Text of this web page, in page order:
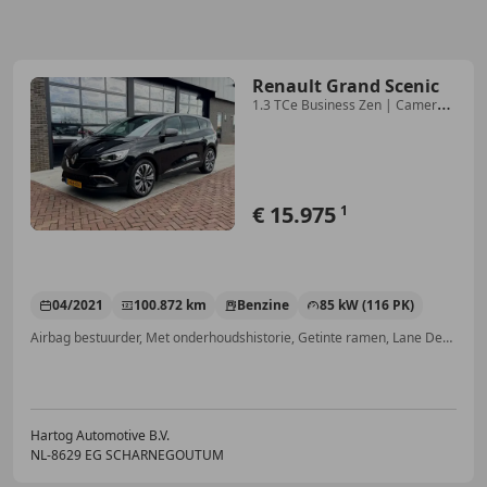
Renault Grand Scenic
1.3 TCe Business Zen | Camera |
€ 15.975 1
04/2021 100.872 km Benzine
85 kW (116 PK)
Airbag bestuurder, Met onderhoudshistorie, Getinte ramen, Lane Departure Warning Systeem, Parkeerhulp met camera, Parkeerhulp achter, LED verlichting, Navigatiesysteem
Hartog Automotive B.V.
NL-8629 EG SCHARNEGOUTUM